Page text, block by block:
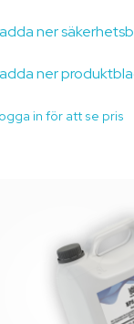
ner
ner
in för att se pris